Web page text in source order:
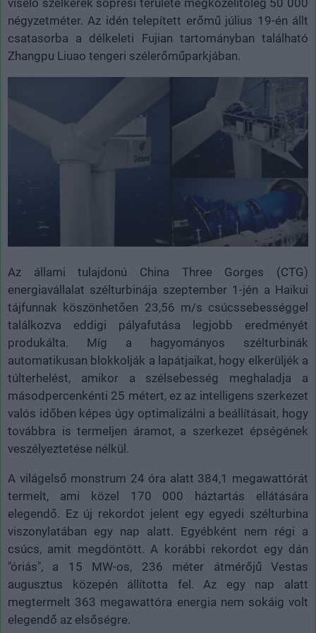
viselő szélkerék söprési területe megközelítőleg 50 000
négyzetméter. Az idén telepített erőmű július 19-én állt
csatasorba a délkeleti Fujian tartományban található
Zhangpu Liuao tengeri szélerőműparkjában.
Az állami tulajdonú China Three Gorges (CTG)
energiavállalat szélturbinája szeptember 1-jén a Haikui
tájfunnak köszönhetően 23,56 m/s csúcssebességgel
találkozva eddigi pályafutása legjobb eredményét
produkálta. Míg a hagyományos szélturbinák
automatikusan blokkolják a lapátjaikat, hogy elkerüljék a
túlterhelést, amikor a szélsebesség meghaladja a
másodpercenkénti 25 métert, ez az intelligens szerkezet
valós időben képes úgy optimalizálni a beállításait, hogy
továbbra is termeljen áramot, a szerkezet épségének
veszélyeztetése nélkül.
A világelső monstrum 24 óra alatt 384,1 megawattórát
termelt, ami közel 170 000 háztartás ellátására
elegendő. Ez új rekordot jelent egy egyedi szélturbina
viszonylatában egy nap alatt. Egyébként nem régi a
csúcs, amit megdöntött. A korábbi rekordot egy dán
"óriás", a 15 MW-os, 236 méter átmérőjű Vestas
augusztus közepén állította fel. Az egy nap alatt
megtermelt 363 megawattóra energia nem sokáig volt
elegendő az elsőségre.